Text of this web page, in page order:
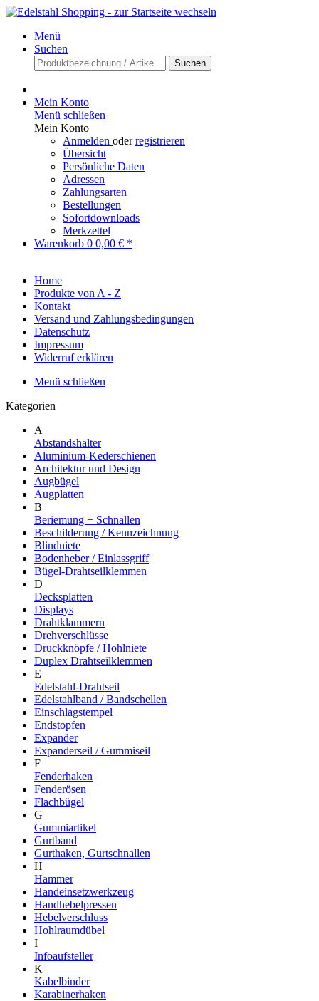
Menü
Suchen
Suchen
Mein Konto
Menü schließen
Mein Konto
Anmelden oderregistrieren
Übersicht
Persönliche Daten
Adressen
Zahlungsarten
Bestellungen
Sofortdownloads
Merkzettel
Warenkorb 0 0,00 € *
Home
Produkte von A - Z
Kontakt
Versand und Zahlungsbedingungen
Datenschutz
Impressum
Widerruf erklären
Menü schließen
Kategorien
A
Abstandshalter
Aluminium-Kederschienen
Architektur und Design
Augbügel
Augplatten
B
Beriemung + Schnallen
Beschilderung / Kennzeichnung
Blindniete
Bodenheber / Einlassgriff
Bügel-Drahtseilklemmen
D
Decksplatten
Displays
Drahtklammern
Drehverschlüsse
Druckknöpfe / Hohlniete
Duplex Drahtseilklemmen
E
Edelstahl-Drahtseil
Edelstahlband / Bandschellen
Einschlagstempel
Endstopfen
Expander
Expanderseil / Gummiseil
F
Fenderhaken
Fenderösen
Flachbügel
G
Gummiartikel
Gurtband
Gurthaken, Gurtschnallen
H
Hammer
Handeinsetzwerkzeug
Handhebelpressen
Hebelverschluss
Hohlraumdübel
I
Infoaufsteller
K
Kabelbinder
Karabinerhaken